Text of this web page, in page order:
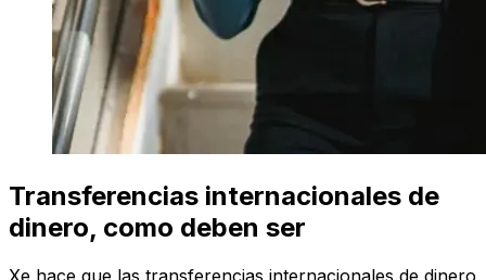
Transferencias internacionales de
dinero, como deben ser
Xe hace que las transferencias internacionales de dinero